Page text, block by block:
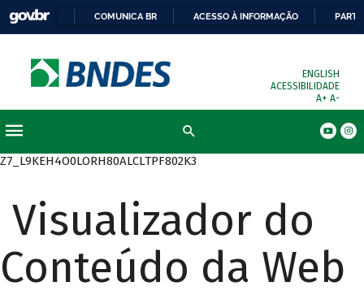
COMUNICA BR ACESSO À INFORMAÇÃO
ENGLISH
ACESSIBILIDADE
A+ A-
Z7_L9KEH4O0LORH80ALCLTPF802K3
Visualizador do
Conteúdo da Web